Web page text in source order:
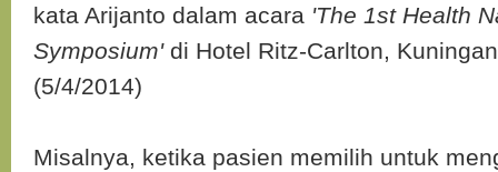
kata Arijanto dalam acara 'The 1st Health
Symposium' di Hotel Ritz-Carlton,
(5/4/2014)
Misalnya, ketika pasien memilih untuk